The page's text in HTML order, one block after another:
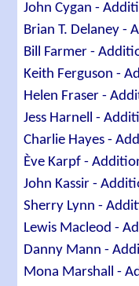
John Cygan -
Brian T. Delaney -
Bill Farmer -
Keith Ferguson -
Helen Fraser -
Jess Harnell -
Charlie Hayes -
Ève Karpf -
John Kassir -
Sherry Lynn -
Lewis Macleod -
Danny Mann -
Mona Marshall -